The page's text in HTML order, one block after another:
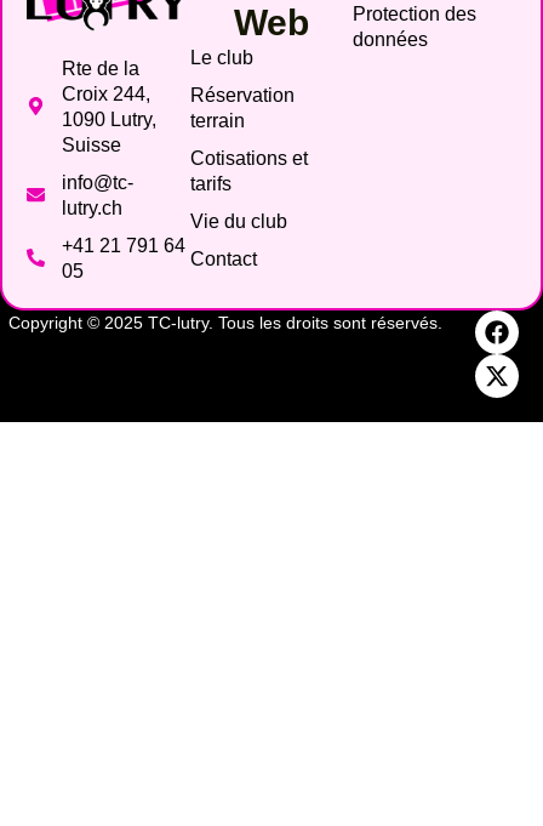
Rte de la
Croix 244,
1090 Lutry,
Suisse
info@tc-
lutry.ch
+41 21 791 64
05
Web
Le club
Réservation
terrain
Cotisations et
tarifs
Vie du club
Contact
Protection des
données
Copyright © 2025 TC-lutry. Tous les droits sont réservés.